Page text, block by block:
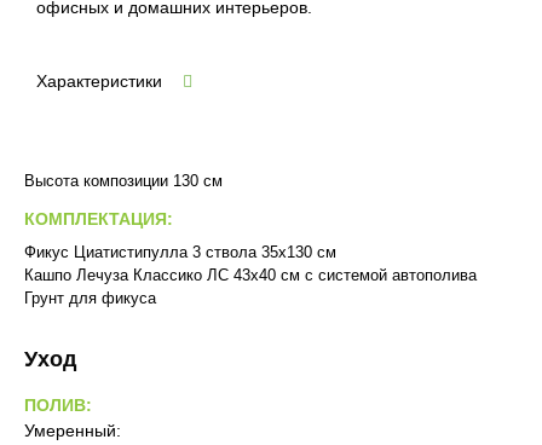
офисных и домашних интерьеров.
Характеристики
Высота композиции 130 см
КОМПЛЕКТАЦИЯ:
Фикус Циатистипулла 3 ствола 35х130 см
Кашпо Лечуза Классико ЛС 43х40 см с системой автополива
Грунт для фикуса
Уход
ПОЛИВ:
Умеренный: